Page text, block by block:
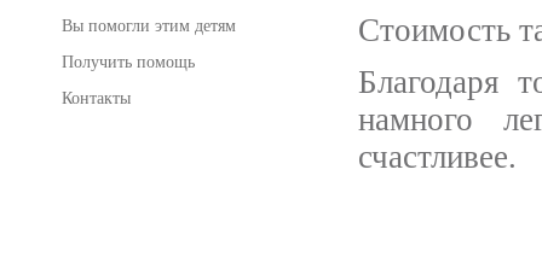
Вы помогли этим детям
Получить помощь
Контакты
Стоимость
Благодаря
намного
счастливее.